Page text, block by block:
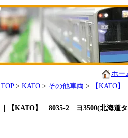
ホー
TOP> KATO > その他車両 > 【KATO
｜【KATO】 8035-2 ヨ3500(北海道